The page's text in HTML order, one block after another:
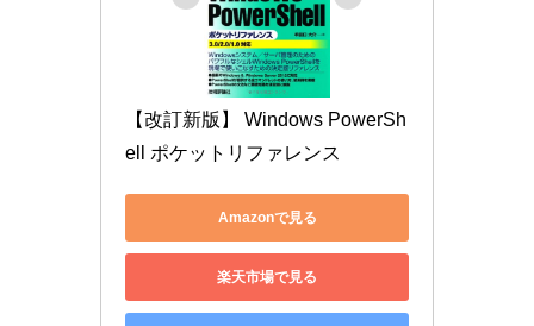
【改訂新版】 Windows PowerSh
ell ポケットリファレンス
Amazonで見る
楽天市場で見る